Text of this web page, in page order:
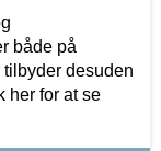
både på
desuden
her for at se